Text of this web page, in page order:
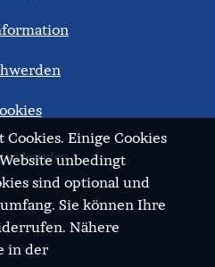
widerrufen
Einige Cookies
unbedingt
sind optional und
Sie können Ihre
Nähere
in der